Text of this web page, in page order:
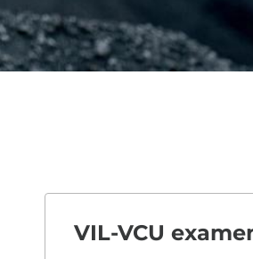
VIL-VCU